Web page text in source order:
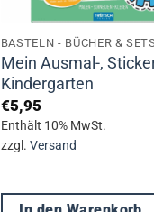
Produktseite
gewählt
werden
BASTELN - BÜCHER &
Mein Ausmal-,
Kindergarten
€5,95
Enthält 10% MwSt.
zzgl. Versand